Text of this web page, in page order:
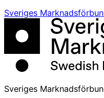
Sveriges
Sveriges